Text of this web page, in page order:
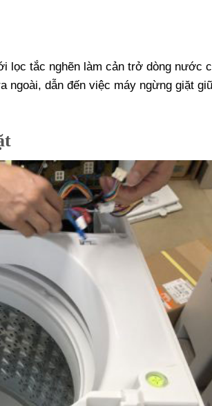
lọc tắc nghẽn làm cản trở dòng nước
ngoài, dẫn đến việc máy ngừng giặt